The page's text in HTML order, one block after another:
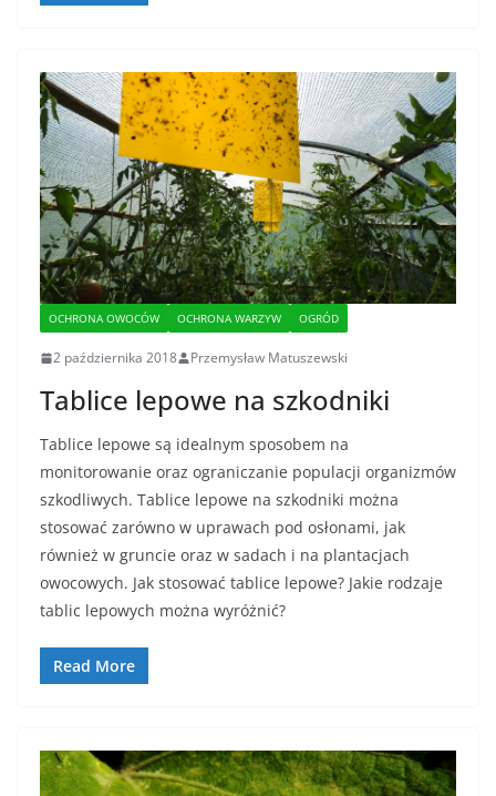
OCHRONA OWOCÓW OCHRONA WARZYW OGRÓD
2 października 2018 Przemysław Matuszewski
Tablice lepowe na szkodniki
Tablice lepowe są idealnym sposobem na
monitorowanie oraz ograniczanie populacji organizmów
szkodliwych. Tablice lepowe na szkodniki można
stosować zarówno w uprawach pod osłonami, jak
również w gruncie oraz w sadach i na plantacjach
owocowych. Jak stosować tablice lepowe? Jakie rodzaje
tablic lepowych można wyróżnić?
Read More